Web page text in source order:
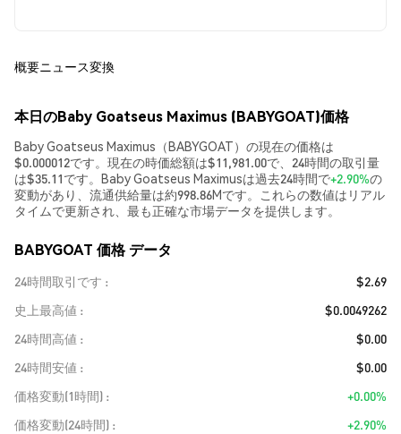
概要ニュース変換
本日のBaby Goatseus Maximus (BABYGOAT)価格
Baby Goatseus Maximus（BABYGOAT）の現在の価格は
$0.000012です。現在の時価総額は$11,981.00で、24時間の取引量
は$35.11です。Baby Goatseus Maximusは過去24時間で+2.90%の
変動があり、流通供給量は約998.86Mです。これらの数値はリアル
タイムで更新され、最も正確な市場データを提供します。
BABYGOAT 価格 データ
24時間取引です
$2.69
史上最高値
$0.0049262
24時間高値
$0.00
24時間安値
$0.00
価格変動(1時間)
+0.00%
価格変動(24時間)
+2.90%